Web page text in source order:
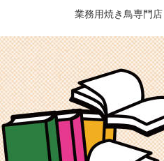
業務用焼き鳥専門